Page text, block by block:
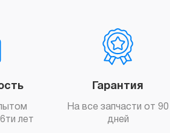
лет
Гарантия
На все запчасти от 90
дней